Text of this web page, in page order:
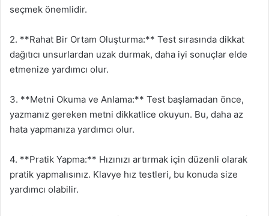
seçmek önemlidir.
2. **Rahat Bir Ortam Oluşturma:** Test sırasında dikkat
dağıtıcı unsurlardan uzak durmak, daha iyi sonuçlar elde
etmenize yardımcı olur.
3. **Metni Okuma ve Anlama:** Test başlamadan önce,
yazmanız gereken metni dikkatlice okuyun. Bu, daha az
hata yapmanıza yardımcı olur.
4. **Pratik Yapma:** Hızınızı artırmak için düzenli olarak
pratik yapmalısınız. Klavye hız testleri, bu konuda size
yardımcı olabilir.